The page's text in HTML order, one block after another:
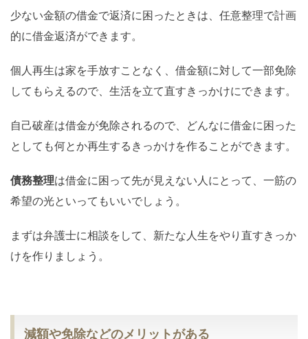
少ない金額の借金で返済に困ったときは、任意整理で計画
的に借金返済ができます。
個人再生は家を手放すことなく、借金額に対して一部免除
してもらえるので、生活を立て直すきっかけにできます。
自己破産は借金が免除されるので、どんなに借金に困った
としても何とか再生するきっかけを作ることができます。
債務整理は借金に困って先が見えない人にとって、一筋の
希望の光といってもいいでしょう。
まずは弁護士に相談をして、新たな人生をやり直すきっか
けを作りましょう。
減額や免除などのメリットがある